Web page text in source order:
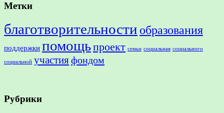
Метки
благотворительности образования
поддержки помощьпроект семьи социальная социального
социальной участияфондом
Рубрики